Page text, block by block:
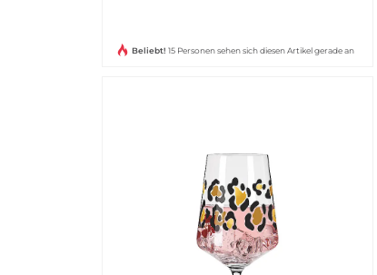
Beliebt! 15 Personen sehen sich diesen Artikel gerade an